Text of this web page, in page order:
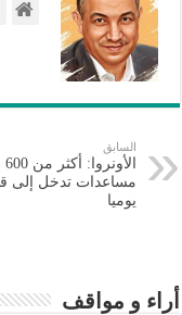
السابق
مساعدات تدخل إلى
يوميا
أراء و مواقف